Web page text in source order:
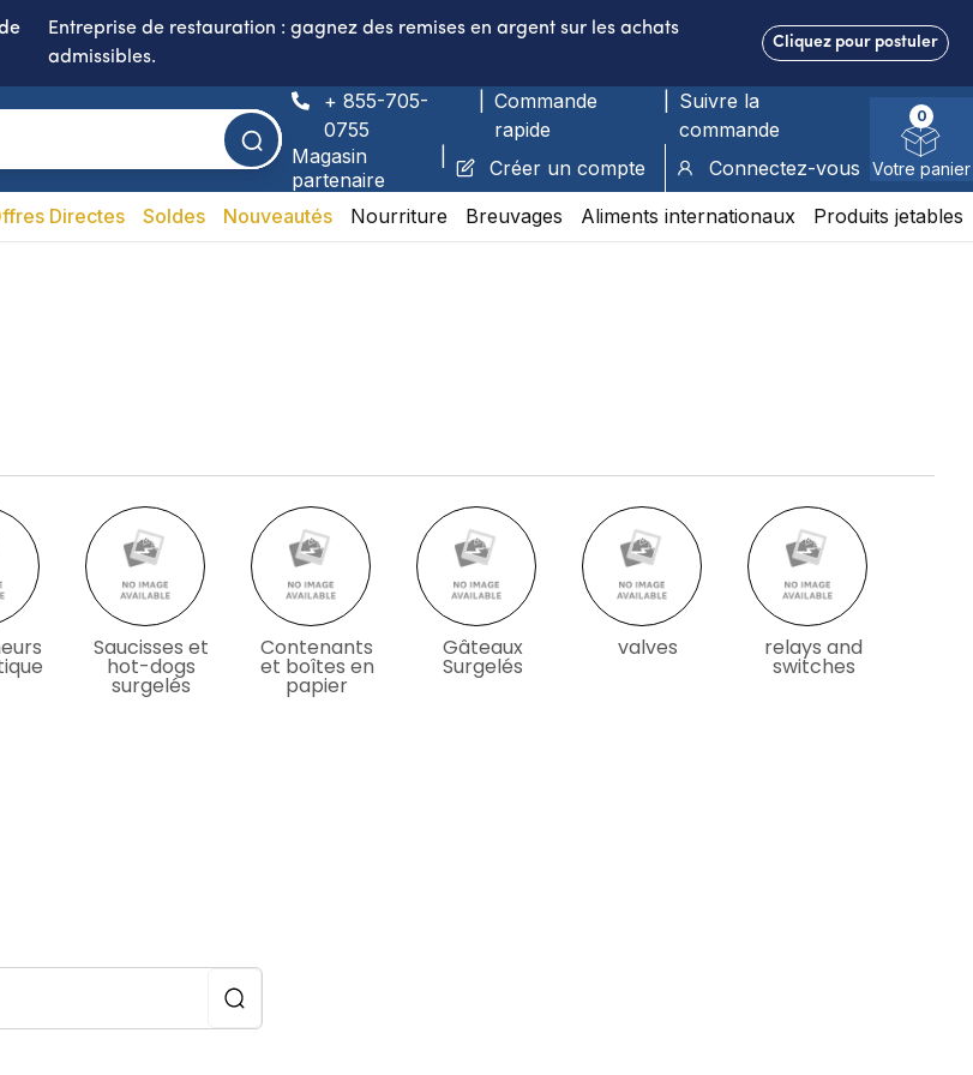
Entreprise de restauration : gagnez des remises en argent sur les achats
admissibles.
Cliquez pour postuler
+ 855-705-
0755
Commande
rapide
Suivre la
commande
Magasin
partenaire
Créer un compte Connectez-vous
0
Votre panier
Directes Soldes Nouveautés Nourriture Breuvages Aliments internationaux Produits jetables
Saucisses et
hot-dogs
surgelés
Contenants
et boîtes en
papier
Gâteaux
Surgelés
valves relays and
switches